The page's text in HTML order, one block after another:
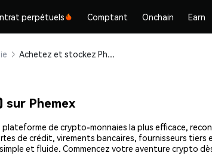
perpétuels Comptant Onchain Earn
Achetez et stockez Phil (PHIL) en toute sécurité
sur Phemex
plateforme de crypto-monnaies la plus efficace,
de crédit, virements bancaires, fournisseurs
et fluide. Commencez votre aventure crypto